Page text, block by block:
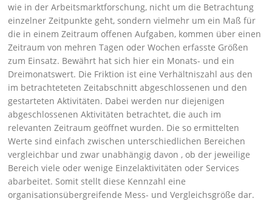
wie in der Arbeitsmarktforschung, nicht um die Betrachtung
einzelner Zeitpunkte geht, sondern vielmehr um ein Maß für
die in einem Zeitraum offenen Aufgaben, kommen über einen
Zeitraum von mehren Tagen oder Wochen erfasste Größen
zum Einsatz. Bewährt hat sich hier ein Monats- und ein
Dreimonatswert. Die Friktion ist eine Verhältniszahl aus den
im betrachteteten Zeitabschnitt abgeschlossenen und den
gestarteten Aktivitäten. Dabei werden nur diejenigen
abgeschlossenen Aktivitäten betrachtet, die auch im
relevanten Zeitraum geöffnet wurden. Die so ermittelten
Werte sind einfach zwischen unterschiedlichen Bereichen
vergleichbar und zwar unabhängig davon , ob der jeweilige
Bereich viele oder wenige Einzelaktivitäten oder Services
abarbeitet. Somit stellt diese Kennzahl eine
organisationsübergreifende Mess- und Vergleichsgröße dar.